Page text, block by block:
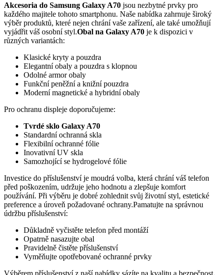
Akcesoria do Samsung Galaxy A70 jsou nezbytné prvky pro
každého majitele tohoto smartphonu. Naše nabídka zahrnuje široký
výběr produktů, které nejen chrání vaše zařízení, ale také umožňují
vyjádřit váš osobní styl.Obal na Galaxy A70 je k dispozici v
různých variantách:
Klasické kryty a pouzdra
Elegantní obaly a pouzdra s klopnou
Odolné armor obaly
Funkční peněžní a knižní pouzdra
Moderní magnetické a hybridní obaly
Pro ochranu displeje doporučujeme:
Tvrdé sklo Galaxy A70
Standardní ochranná skla
Flexibilní ochranné fólie
Inovativní UV skla
Samozhojící se hydrogelové fólie
Investice do příslušenství je moudrá volba, která chrání váš telefon
před poškozením, udržuje jeho hodnotu a zlepšuje komfort
používání. Při výběru je dobré zohlednit svůj životní styl, estetické
preference a úroveň požadované ochrany.Pamatujte na správnou
údržbu příslušenství:
Důkladně vyčistěte telefon před montáží
Opatrně nasazujte obal
Pravidelně čistěte příslušenství
Vyměňujte opotřebované ochranné prvky
Výběrem příslušenství z naší nabídky sázíte na kvalitu a bezpečnost.